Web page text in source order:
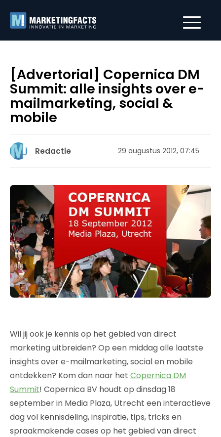
[Advertorial] Copernica DM
Summit: alle insights over e-
mailmarketing, social &
mobile
Redactie 29 augustus 2012, 07:45
Wil jij ook je kennis op het gebied van direct
marketing uitbreiden? Op een middag alle laatste
insights over e-mailmarketing, social en mobile
ontdekken? Kom dan naar het Copernica DM
Summit! Copernica BV houdt op dinsdag 18
september in Media Plaza, Utrecht een interactieve
dag vol kennisdeling, inspiratie, tips, tricks en
spraakmakende cases op het gebied van direct